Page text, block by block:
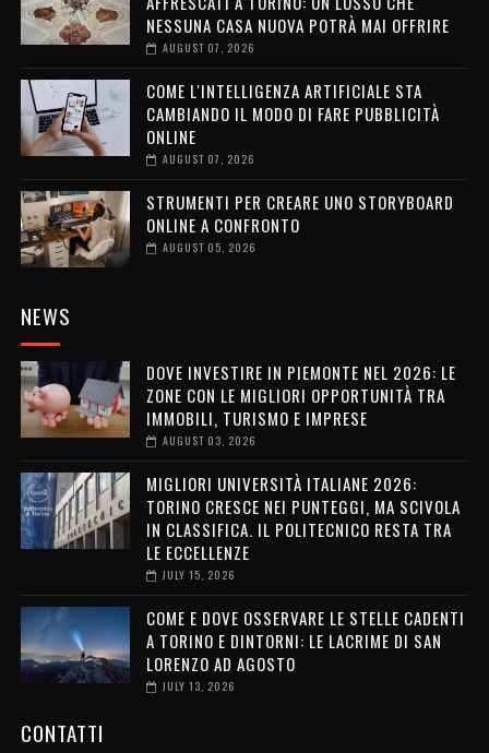
NESSUNA CASA NUOVA POTRÀ MAI OFFRIRE
AUGUST 07, 2026
COME L'INTELLIGENZA ARTIFICIALE STA
CAMBIANDO IL MODO DI FARE PUBBLICITÀ
ONLINE
AUGUST 07, 2026
STRUMENTI PER CREARE UNO STORYBOARD
ONLINE A CONFRONTO
AUGUST 05, 2026
NEWS
DOVE INVESTIRE IN PIEMONTE NEL 2026: LE
ZONE CON LE MIGLIORI OPPORTUNITÀ TRA
IMMOBILI, TURISMO E IMPRESE
AUGUST 03, 2026
MIGLIORI UNIVERSITÀ ITALIANE 2026:
TORINO CRESCE NEI PUNTEGGI, MA SCIVOLA
IN CLASSIFICA. IL POLITECNICO RESTA TRA
LE ECCELLENZE
JULY 15, 2026
COME E DOVE OSSERVARE LE STELLE CADENTI
A TORINO E DINTORNI: LE LACRIME DI SAN
LORENZO AD AGOSTO
JULY 13, 2026
CONTATTI